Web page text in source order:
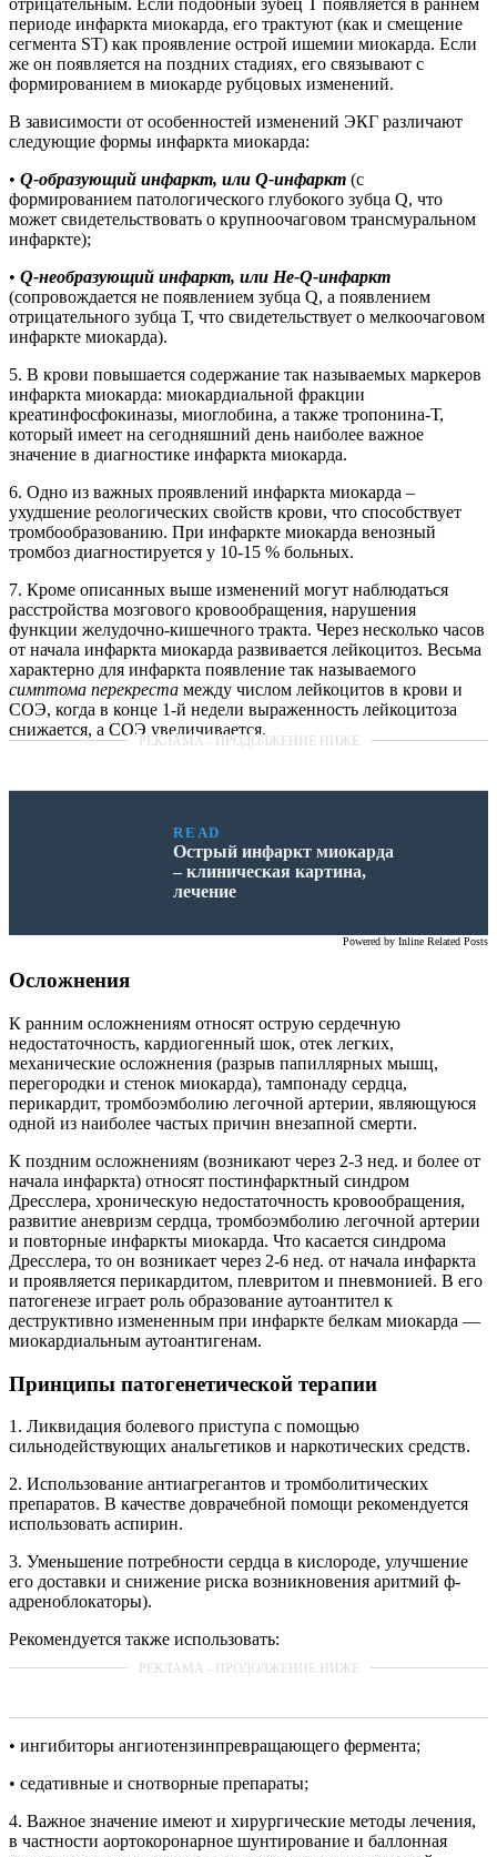
отрицательным. Если подобный зубец Т появляется в раннем
периоде инфаркта миокарда, его трактуют (как и смещение
сегмента ST) как проявление острой ишемии миокарда. Если
же он появляется на поздних стадиях, его связывают с
формированием в миокарде рубцовых изменений.
В зависимости от особенностей изменений ЭКГ различают
следующие формы инфаркта миокарда:
• Q-образующий инфаркт, или Q-инфаркт (с
формированием патологического глубокого зубца Q, что
может свидетельствовать о крупноочаговом трансмуральном
инфаркте);
• Q-необразующий инфаркт, или He-Q-инфаркт
(сопровождается не появлением зубца Q, а появлением
отрицательного зубца Т, что свидетельствует о мелкоочаговом
инфаркте миокарда).
5. В крови повышается содержание так называемых маркеров
инфаркта миокарда: миокардиальной фракции
креатинфосфокиназы, миоглобина, а также тропонина-Т,
который имеет на сегодняшний день наиболее важное
значение в диагностике инфаркта миокарда.
6. Одно из важных проявлений инфаркта миокарда –
ухудшение реологических свойств крови, что способствует
тромбообразованию. При инфаркте миокарда венозный
тромбоз диагностируется у 10-15 % больных.
7. Кроме описанных выше изменений могут наблюдаться
расстройства мозгового кровообращения, нарушения
функции желудочно-кишечного тракта. Через несколько часов
от начала инфаркта миокарда развивается лейкоцитоз. Весьма
характерно для инфаркта появление так называемого
симптома перекреста между числом лейкоцитов в крови и
СОЭ, когда в конце 1-й недели выраженность лейкоцитоза
снижается, а СОЭ увеличивается.
READ
Острый инфаркт миокарда
– клиническая картина,
лечение
Powered by Inline Related Posts
Осложнения
К ранним осложнениям относят острую сердечную
недостаточность, кардиогенный шок, отек легких,
механические осложнения (разрыв папиллярных мышц,
перегородки и стенок миокарда), тампонаду сердца,
перикардит, тромбоэмболию легочной артерии, являющуюся
одной из наиболее частых причин внезапной смерти.
К поздним осложнениям (возникают через 2-3 нед. и более от
начала инфаркта) относят постинфарктный синдром
Дресслера, хроническую недостаточность кровообращения,
развитие аневризм сердца, тромбоэмболию легочной артерии
и повторные инфаркты миокарда. Что касается синдрома
Дресслера, то он возникает через 2-6 нед. от начала инфаркта
и проявляется перикардитом, плевритом и пневмонией. В его
патогенезе играет роль образование аутоантител к
деструктивно измененным при инфаркте белкам миокарда —
миокардиальным аутоантигенам.
Принципы патогенетической терапии
1. Ликвидация болевого приступа с помощью
сильнодействующих анальгетиков и наркотических средств.
2. Использование антиагрегантов и тромболитических
препаратов. В качестве доврачебной помощи рекомендуется
использовать аспирин.
3. Уменьшение потребности сердца в кислороде, улучшение
его доставки и снижение риска возникновения аритмий ф-
адреноблокаторы).
Рекомендуется также использовать:
• ингибиторы ангиотензинпревращающего фермента;
• седативные и снотворные препараты;
4. Важное значение имеют и хирургические методы лечения,
в частности аортокоронарное шунтирование и баллонная